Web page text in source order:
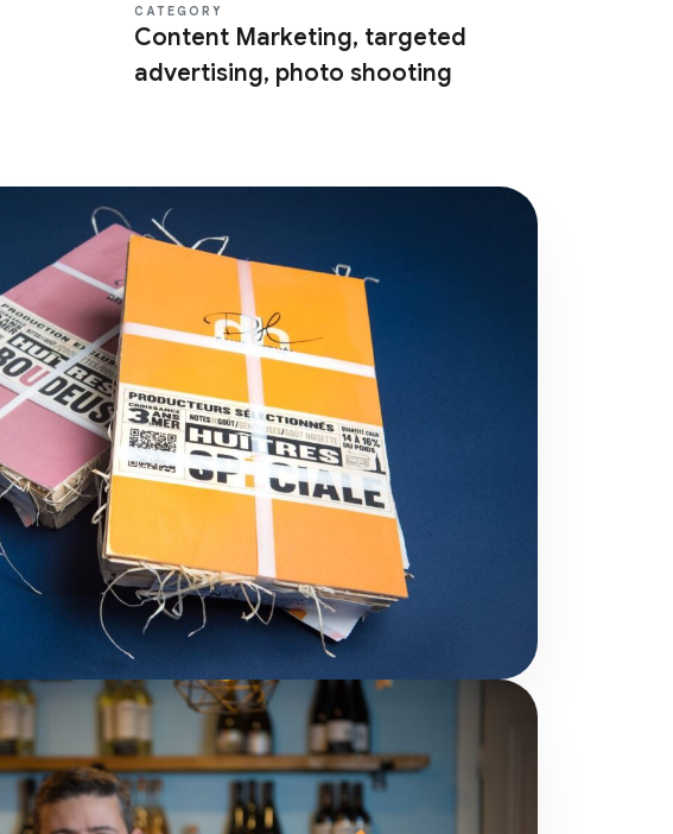
CATEGORY
Content Marketing, targeted
advertising, photo shooting